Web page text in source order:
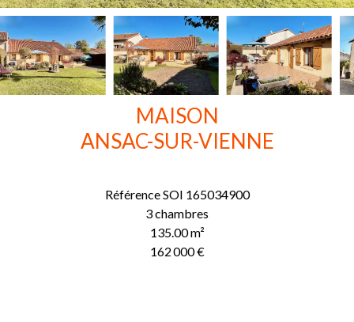
MAISON
ANSAC-SUR-VIENNE
RéférenceSOI 165034900
3 chambres
135.00m²
162 000 €